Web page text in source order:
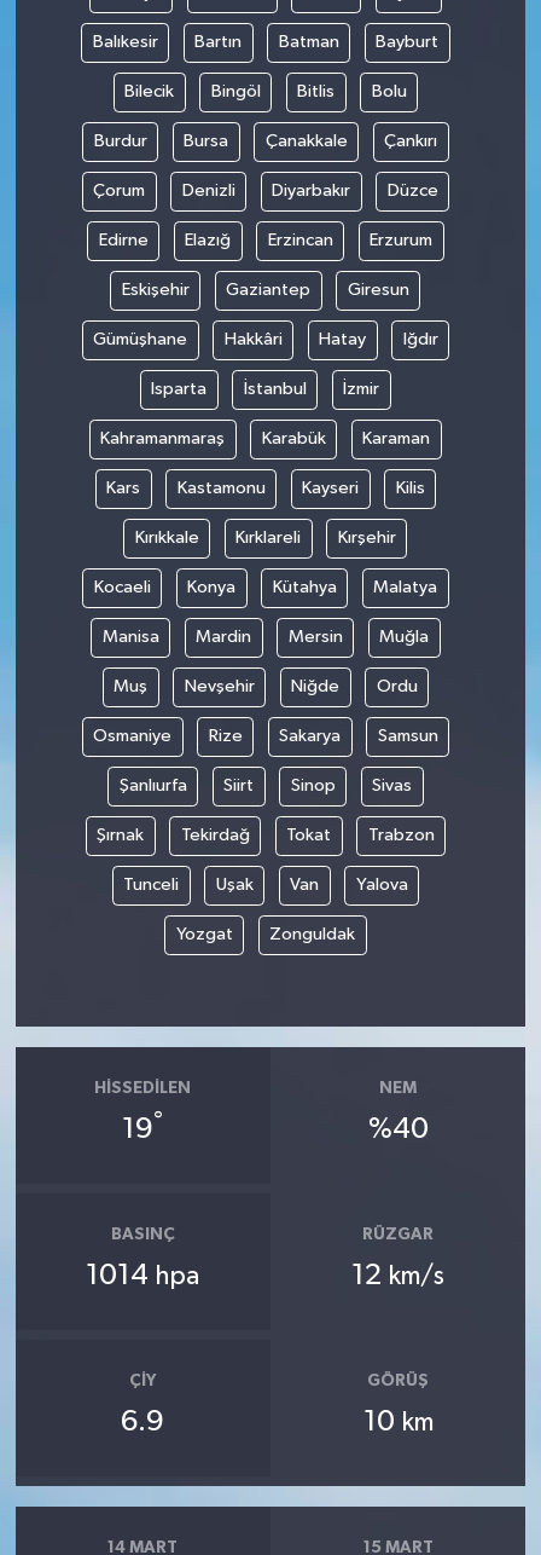
Balıkesir Bartın Batman Bayburt
Bilecik Bingöl Bitlis Bolu
Burdur Bursa Çanakkale Çankırı
Çorum Denizli Diyarbakır Düzce
Edirne Elazığ Erzincan Erzurum
Eskişehir Gaziantep Giresun
Gümüşhane Hakkâri Hatay Iğdır
Isparta İstanbul İzmir
Kahramanmaraş Karabük Karaman
Kars Kastamonu Kayseri Kilis
Kırıkkale Kırklareli Kırşehir
Kocaeli Konya Kütahya Malatya
Manisa Mardin Mersin Muğla
Muş Nevşehir Niğde Ordu
Osmaniye Rize Sakarya Samsun
Şanlıurfa Siirt Sinop Sivas
Şırnak Tekirdağ Tokat Trabzon
Tunceli Uşak Van Yalova
Yozgat Zonguldak
HISSEDILEN
19°
NEM
%40
BASINÇ
1014 hpa
RÜZGAR
12 km/s
ÇIY
6.9
GÖRÜŞ
10 km
14 MART 15 MART